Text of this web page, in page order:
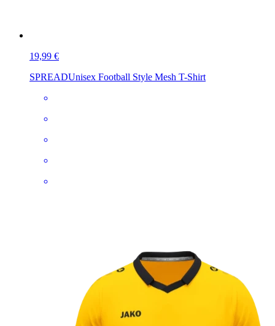
19,99 €
SPREADUnisex Football Style Mesh T-Shirt